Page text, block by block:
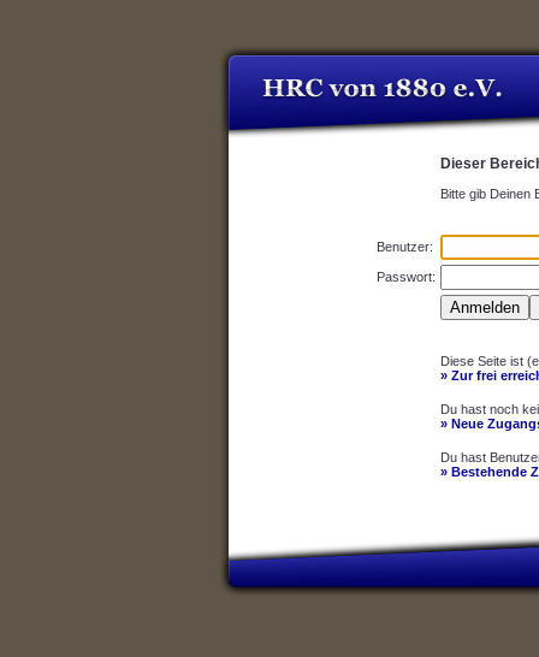
Dieser
Bitte gib Deinen
Benutzer:
Passwort:
Diese Seite ist
» Zur frei
Du hast noch
» Neue
Du hast
» Bestehende